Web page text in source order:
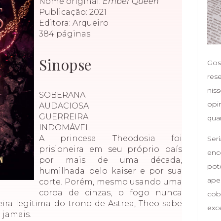
Publicação: 2021
Editora: Arqueiro
384 páginas
Sinopse
SOBERANA
AUDACIOSA
GUERREIRA
INDOMÁVEL
A princesa Theodosia foi
prisioneira em seu próprio país
por mais de uma década,
humilhada pelo kaiser e por sua
corte. Porém, mesmo usando uma
coroa de cinzas, o fogo nunca
legítima do trono de Astrea, Theo sabe